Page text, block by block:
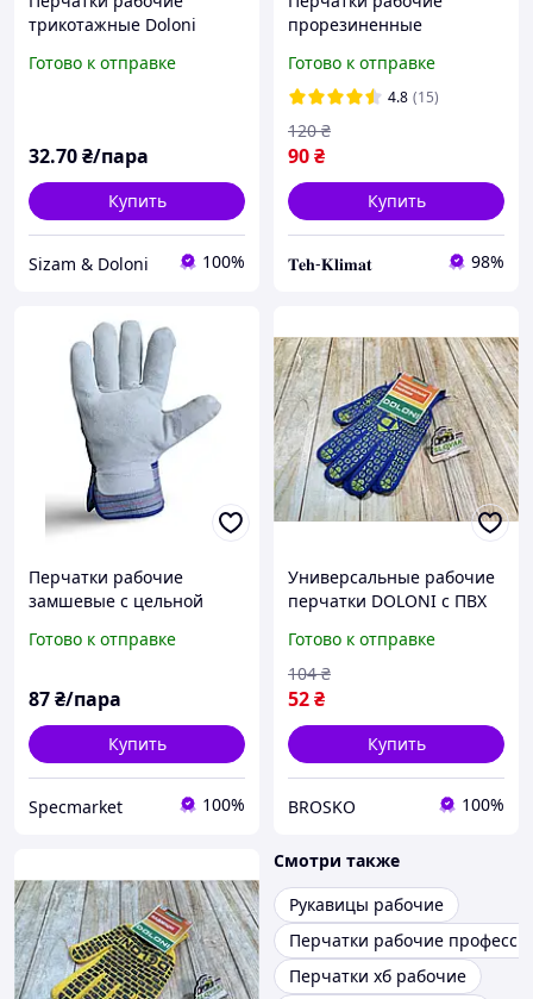
трикотажные Doloni
рисунком р.10
Готово к отправке
32.70₴/пара
Купить
Sizam & Doloni 100%
прорезиненные
ладонь)
Готово к отправке
4.8 (15)
90₴
120 ₴
Купить
𝐓𝐞𝐡-𝐊𝐥𝐢𝐦𝐚𝐭 98%
Перчатки рабочие
замшевые с цельной
(комбинированные)
Готово к отправке
87₴/пара
Купить
Specmarket 100%
Универсальные рабочие
перчатки DOLONI с ПВХ
с жёлтым узором
Готово к отправке
52₴
104 ₴
Купить
BROSKO 100%
Смотри также
Рукавицы рабочие
Перчатки рабочие
Перчатки хб рабочие